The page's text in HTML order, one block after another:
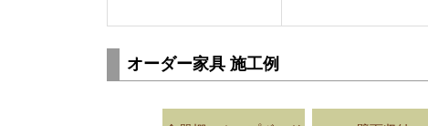
オーダー家具 施工例